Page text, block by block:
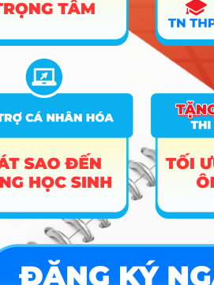
ĐĂNG KÝ NGAY
Công cụ
Trắc nghiệm MBTI
Tra cứu đề án tuyển sinh
Tư vấn hướng nghiệp
Tin giáo dục nổi bật
Tin tuyển sinh vào 10
Về chúng tôi